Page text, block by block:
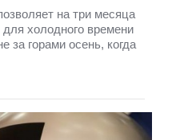
на три месяца
холодного времени
за горами осень, когда